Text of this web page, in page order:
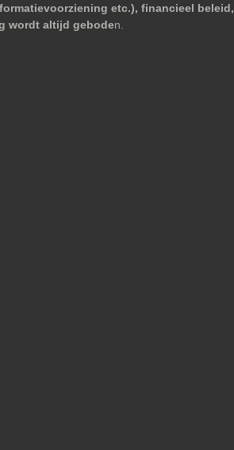
etc.), financieel beleid,
wordt altijd geboden.